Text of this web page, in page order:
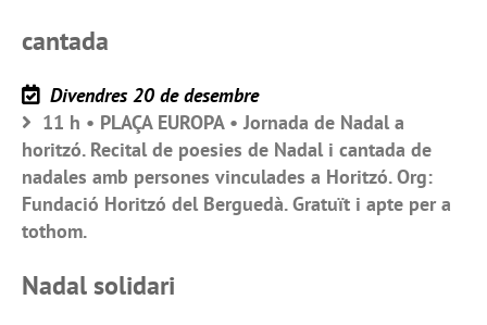
cantada
Divendres 20 de desembre
11 h • PLAÇA EUROPA • Jornada de Nadal a
horitzó. Recital de poesies de Nadal i cantada de
nadales amb persones vinculades a Horitzó. Org:
Fundació Horitzó del Berguedà. Gratuït i apte per a
tothom.
Nadal solidari